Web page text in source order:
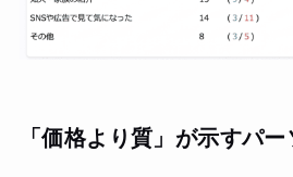
「価格より質」が示すパ